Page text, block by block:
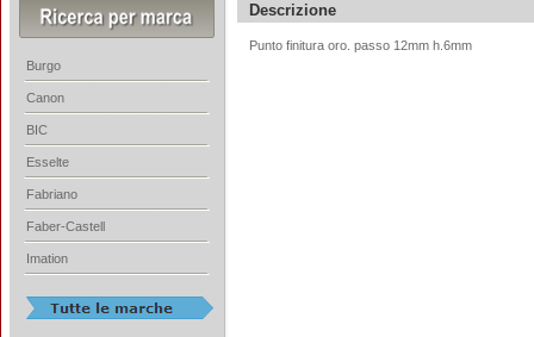
Descrizione
Punto finitura oro. passo 12mm h.6mm
Burgo
Canon
BIC
Esselte
Fabriano
Faber-Castell
Imation